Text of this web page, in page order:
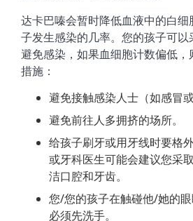
达卡巴嗪会暂时降低血液中的白
子发生感染的几率。您的孩子可
避免感染，如果血细胞计数偏低
措施：
避免接触感染人士（如感冒
避免前往人多拥挤的场所。
给孩子刷牙或用牙线时要格
或牙科医生可能会建议您采
洁口腔和牙齿。
您/您的孩子在触碰他/她的眼
必须先洗手。